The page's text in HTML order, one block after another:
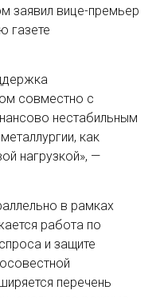
заявил вице-премьер
газете
совместно с
нестабильным
как
нагрузкой», —
в рамках
работа по
и защите
перечень